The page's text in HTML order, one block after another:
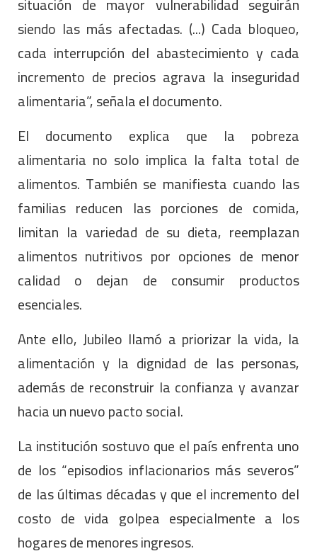
siendo las más afectadas. (...) Cada bloqueo,
cada interrupción del abastecimiento y cada
incremento de precios agrava la inseguridad
alimentaria”, señala el documento.
El documento explica que la pobreza
alimentaria no solo implica la falta total de
alimentos. También se manifiesta cuando las
familias reducen las porciones de comida,
limitan la variedad de su dieta, reemplazan
alimentos nutritivos por opciones de menor
calidad o dejan de consumir productos
esenciales.
Ante ello, Jubileo llamó a priorizar la vida, la
alimentación y la dignidad de las personas,
además de reconstruir la confianza y avanzar
hacia un nuevo pacto social.
La institución sostuvo que el país enfrenta uno
de los “episodios inflacionarios más severos”
de las últimas décadas y que el incremento del
costo de vida golpea especialmente a los
hogares de menores ingresos.